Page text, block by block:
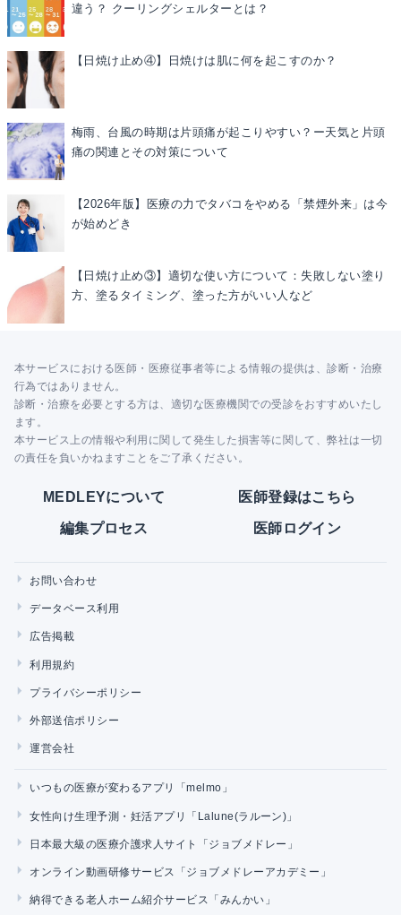
違う？ クーリングシェルターとは？
【日焼け止め④】日焼けは肌に何を起こすのか？
梅雨、台風の時期は片頭痛が起こりやすい？ー天気と片頭
痛の関連とその対策について
【2026年版】医療の力でタバコをやめる「禁煙外来」は今
が始めどき
【日焼け止め③】適切な使い方について：失敗しない塗り
方、塗るタイミング、塗った方がいい人など
本サービスにおける医師・医療従事者等による情報の提供は、診断・治療
行為ではありません。
診断・治療を必要とする方は、適切な医療機関での受診をおすすめいたし
ます。
本サービス上の情報や利用に関して発生した損害等に関して、弊社は一切
の責任を負いかねますことをご了承ください。
MEDLEYについて 医師登録はこちら
編集プロセス 医師ログイン
お問い合わせ
データベース利用
広告掲載
利用規約
プライバシーポリシー
外部送信ポリシー
運営会社
いつもの医療が変わるアプリ「melmo」
女性向け生理予測・妊活アプリ「Lalune(ラルーン)」
日本最大級の医療介護求人サイト「ジョブメドレー」
オンライン動画研修サービス「ジョブメドレーアカデミー」
納得できる老人ホーム紹介サービス「みんかい」